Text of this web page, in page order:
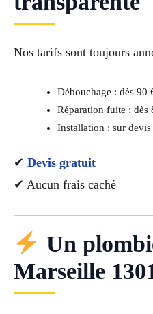
Nos tarifs sont toujours
Débouchage : dès 90
Réparation fuite : dès
Installation : sur devis
✔ Devis gratuit
✔ Aucun frais caché
Un
Marseille